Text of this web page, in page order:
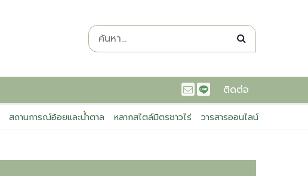
ติดต่อ
สถานการณ์อ้อยและน้ำตาล หลากสไตล์มิตรชาวไร่ วารสารออนไลน์